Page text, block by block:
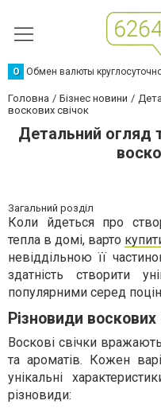
О Обмен валюты
Головна Бізнес новини
воскових свічок
Детальний огляд
Загальний розділ
Коли йдеться про
тепла в домі, варто
невіддільною її
здатність створити
популярними серед
Різновиди воскових
Воскові свічки
та ароматів. Кожен
унікальні
різновиди: